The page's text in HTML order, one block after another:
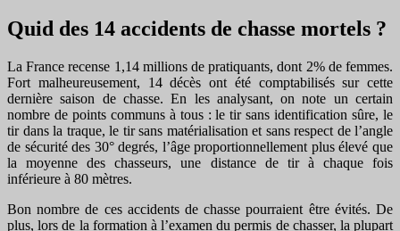
Quid des 14 accidents de chasse mortels ?
La France recense 1,14 millions de pratiquants, dont 2% de femmes.
Fort malheureusement, 14 décès ont été comptabilisés sur cette
dernière saison de chasse. En les analysant, on note un certain
nombre de points communs à tous : le tir sans identification sûre, le
tir dans la traque, le tir sans matérialisation et sans respect de l’angle
de sécurité des 30° degrés, l’âge proportionnellement plus élevé que
la moyenne des chasseurs, une distance de tir à chaque fois
inférieure à 80 mètres.
Bon nombre de ces accidents de chasse pourraient être évités. De
plus, lors de la formation à l’examen du permis de chasser, la plupart